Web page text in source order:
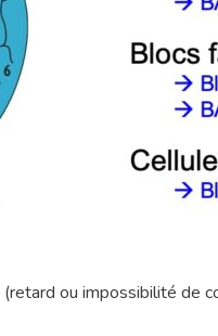
(retard ou impossibilité de